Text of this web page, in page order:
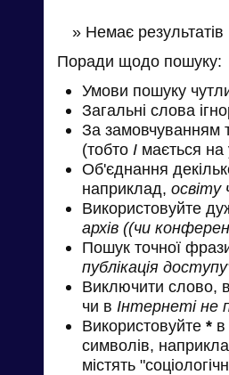
» Немає результатів
Поради щодо пошуку:
Умови пошуку
Загальні слова
За замовчуванням
(тобто І мається на
Об'єднання
наприклад, освіту
Використовуйте
архів ((чи
Пошук точної
публікація
Виключити слово,
чи в Інтернеті не
Використовуйте * в
символів,
містять